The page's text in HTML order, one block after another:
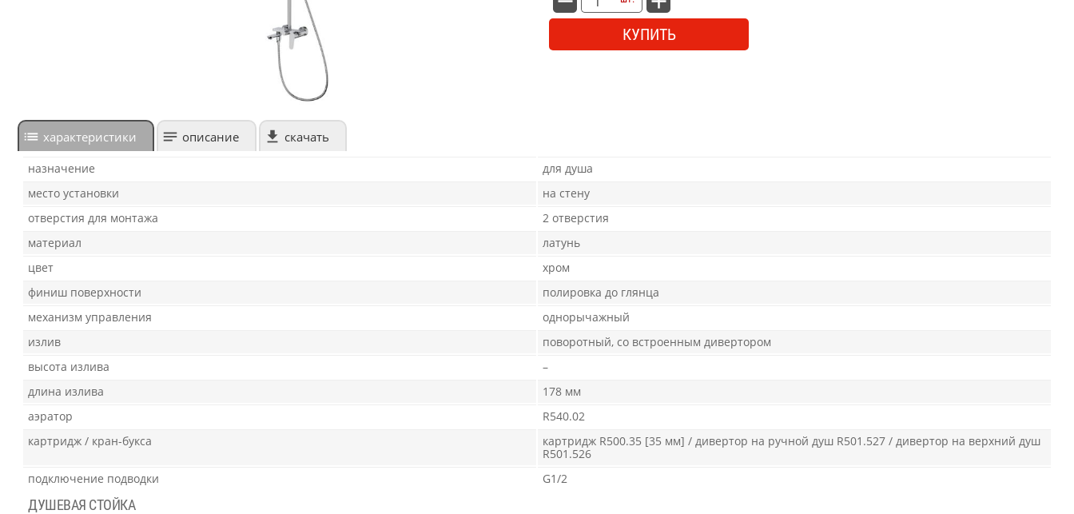
КУПИТЬ
характеристики описание скачать
назначение
для душа
место установки
на стену
отверстия для монтажа
2 отверстия
материал
латунь
цвет
хром
финиш поверхности
полировка до глянца
механизм управления
однорычажный
излив
поворотный, со встроенным дивертором
высота излива
–
длина излива
178 мм
аэратор
R540.02
картридж / кран-букса
картридж R500.35 [35 мм] / дивертор на ручной душ R501.527 / дивертор на верхний душ
R501.526
подключение подводки
G1/2
ДУШЕВАЯ СТОЙКА